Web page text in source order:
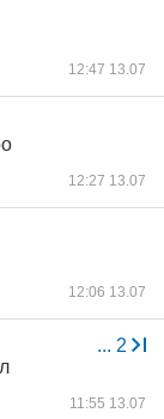
12:47 13.07
12:27 13.07
12:06 13.07
... 2
11:55 13.07